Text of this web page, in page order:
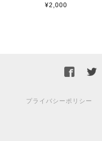
¥2,000
プライバシーポリシー